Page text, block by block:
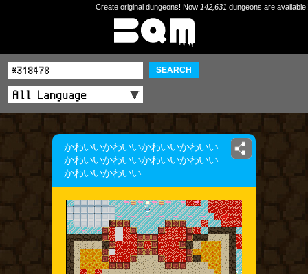
Create original dungeons! Now 142,631 dungeons are available!
SEARCH
かわいいかわいいかわいいかわいい
かわいいかわいいかわいいかわいい
かわいいかわいい